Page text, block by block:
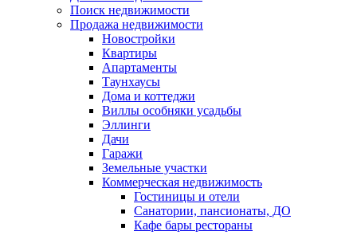
Поиск недвижимости
Продажа недвижимости
Новостройки
Квартиры
Апартаменты
Таунхаусы
Дома и коттеджи
Виллы особняки усадьбы
Эллинги
Дачи
Гаражи
Земельные участки
Коммерческая недвижимость
Гостиницы и отели
Санатории, пансионаты, ДО
Кафе бары рестораны